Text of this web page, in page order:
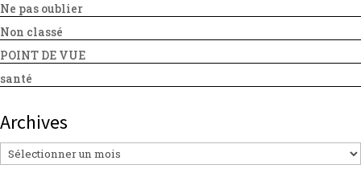
Ne pas oublier
Non classé
POINT DE VUE
santé
Archives
Archives